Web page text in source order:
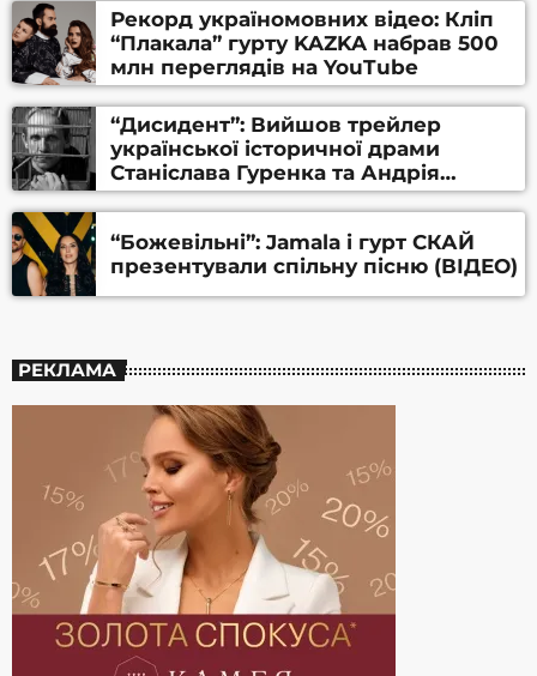
Рекорд україномовних відео: Кліп
“Плакала” гурту KAZKA набрав 500
млн переглядів на YouTube
“Дисидент”: Вийшов трейлер
української історичної драми
Станіслава Гуренка та Андрія
Алфьорова (ВІДЕО)
“Божевільні”: Jamala і гурт СКАЙ
презентували спільну пісню (ВІДЕО)
РЕКЛАМА